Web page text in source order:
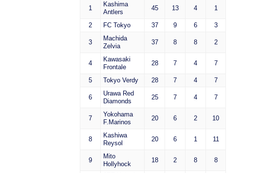
1
Kashima
Antlers
45 13 4 1
2 FC Tokyo 37 9 6 3
3
Machida
Zelvia
37 8 8 2
4
Kawasaki
Frontale
28 7 4 7
5 Tokyo Verdy 28 7 4 7
6
Urawa Red
Diamonds
25 7 4 7
7
Yokohama
F.Marinos
20 6 2 10
8
Kashiwa
Reysol
20 6 1 11
9
Mito
Hollyhock
18 2 8 8